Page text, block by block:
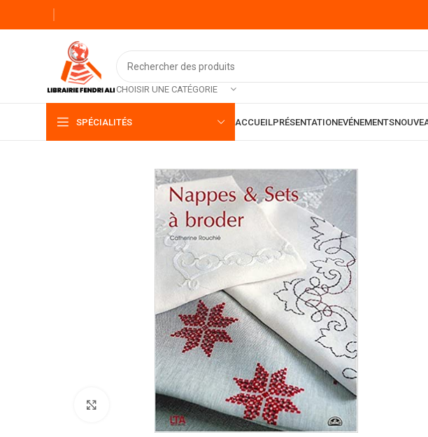
CHOISIR UNE CATÉGORIE
SPÉCIALITÉS ACCUEILPRÉSENTATIONEVÉNEMENTS
Click to enlarge